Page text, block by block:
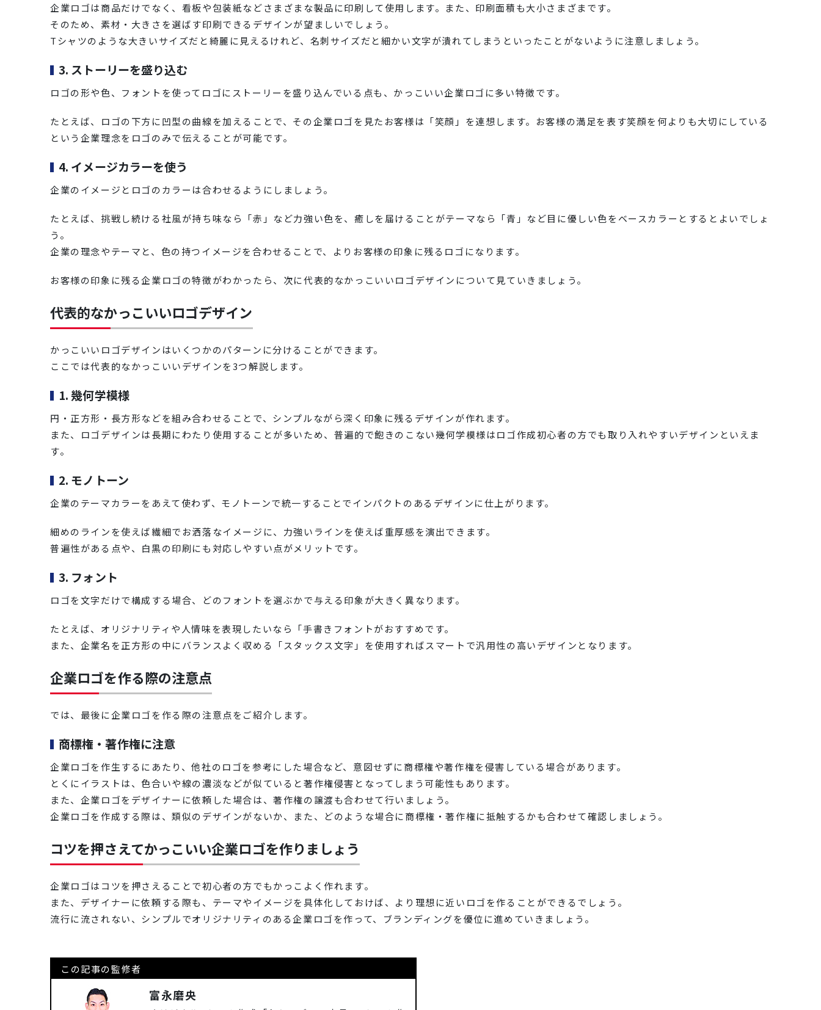
企業ロゴは商品だけでなく、看板や包装紙などさまざまな製品に印刷して使用します。また、印刷面積も大小さまざまです。
そのため、素材・大きさを選ばす印刷できるデザインが望ましいでしょう。
Tシャツのような大きいサイズだと綺麗に見えるけれど、名刺サイズだと細かい文字が潰れてしまうといったことがないように注意しましょう。
3. ストーリーを盛り込む
ロゴの形や色、フォントを使ってロゴにストーリーを盛り込んでいる点も、かっこいい企業ロゴに多い特徴です。
たとえば、ロゴの下方に凹型の曲線を加えることで、その企業ロゴを見たお客様は「笑顔」を連想します。お客様の満足を表す笑顔を何よりも大切にしている
という企業理念をロゴのみで伝えることが可能です。
4. イメージカラーを使う
企業のイメージとロゴのカラーは合わせるようにしましょう。
たとえば、挑戦し続ける社風が持ち味なら「赤」など力強い色を、癒しを届けることがテーマなら「青」など目に優しい色をベースカラーとするとよいでしょ
う。
企業の理念やテーマと、色の持つイメージを合わせることで、よりお客様の印象に残るロゴになります。
お客様の印象に残る企業ロゴの特徴がわかったら、次に代表的なかっこいいロゴデザインについて見ていきましょう。
代表的なかっこいいロゴデザイン
かっこいいロゴデザインはいくつかのパターンに分けることができます。
ここでは代表的なかっこいいデザインを3つ解説します。
1. 幾何学模様
円・正方形・長方形などを組み合わせることで、シンプルながら深く印象に残るデザインが作れます。
また、ロゴデザインは長期にわたり使用することが多いため、普遍的で飽きのこない幾何学模様はロゴ作成初心者の方でも取り入れやすいデザインといえま
す。
2. モノトーン
企業のテーマカラーをあえて使わず、モノトーンで統一することでインパクトのあるデザインに仕上がります。
細めのラインを使えば繊細でお洒落なイメージに、力強いラインを使えば重厚感を演出できます。
普遍性がある点や、白黒の印刷にも対応しやすい点がメリットです。
3. フォント
ロゴを文字だけで構成する場合、どのフォントを選ぶかで与える印象が大きく異なります。
たとえば、オリジナリティや人情味を表現したいなら「手書きフォントがおすすめです。
また、企業名を正方形の中にバランスよく収める「スタックス文字」を使用すればスマートで汎用性の高いデザインとなります。
企業ロゴを作る際の注意点
では、最後に企業ロゴを作る際の注意点をご紹介します。
商標権・著作権に注意
企業ロゴを作生するにあたり、他社のロゴを参考にした場合など、意図せずに商標権や著作権を侵害している場合があります。
とくにイラストは、色合いや線の濃淡などが似ていると著作権侵害となってしまう可能性もあります。
また、企業ロゴをデザイナーに依頼した場合は、著作権の譲渡も合わせて行いましょう。
企業ロゴを作成する際は、類似のデザインがないか、また、どのような場合に商標権・著作権に抵触するかも合わせて確認しましょう。
コツを押さえてかっこいい企業ロゴを作りましょう
企業ロゴはコツを押さえることで初心者の方でもかっこよく作れます。
また、デザイナーに依頼する際も、テーマやイメージを具体化しておけば、より理想に近いロゴを作ることができるでしょう。
流行に流されない、シンプルでオリジナリティのある企業ロゴを作って、ブランディングを優位に進めていきましょう。
この記事の監修者
富永磨央